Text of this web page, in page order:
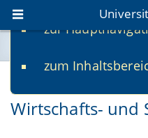
zur
zum
www.uni-
univis.uni-
Irseer
Wirtschafts- und